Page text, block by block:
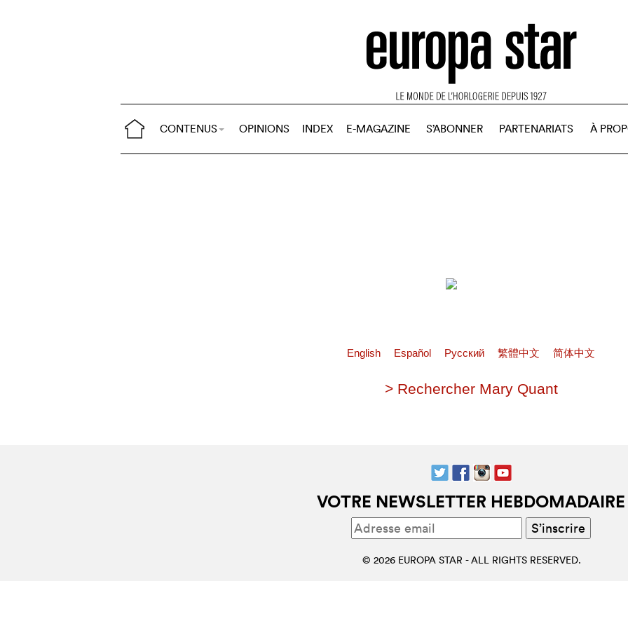
CONTENUS OPINIONS INDEX E-MAGAZINE S’ABONNER PARTENARIATS À
English Español Pусский 繁體中文 简体中文
> Rechercher Mary Quant
VOTRE NEWSLETTER HEBDOMADAIRE
© 2026 EUROPA STAR - ALL RIGHTS RESERVED.